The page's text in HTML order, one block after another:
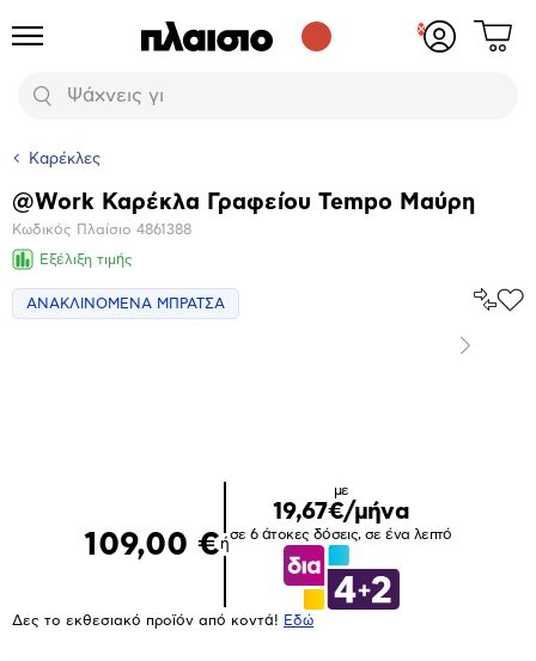
Προϊόντα
Αναζήτηση
Δες
Καρέκλες
Βασικά
χαρακτηριστικά
@Work Καρέκλα Γραφείου Tempo Μαύρη
Κωδικός Πλαίσιο 4861388
Εξέλιξη τιμής
ΑΝΑΚΛΙΝΟΜΕΝΑ ΜΠΡΑΤΣΑ
Επόμενο
109,00 €ή
με
19,67€/μήνα
σε 6 άτοκες δόσεις, σε ένα λεπτό
Δες το εκθεσιακό προϊόν από κοντά! Eδώ